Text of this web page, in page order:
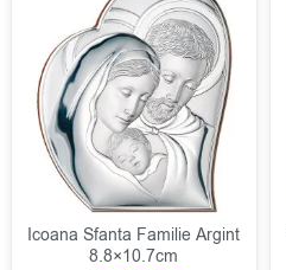
Icoana Sfanta Familie Argint
8.8×10.7cm